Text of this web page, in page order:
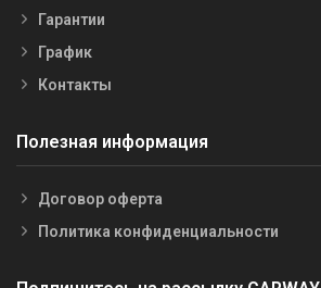
Гарантии
График
Контакты
Полезная информация
Договор оферта
Политика конфиденциальности